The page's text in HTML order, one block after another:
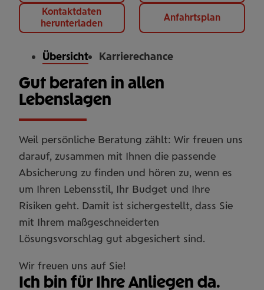
Kontaktdaten
herunterladen
Anfahrtsplan
Übersicht Karrierechance
Gut beraten in allen
Lebenslagen
Weil persönliche Beratung zählt: Wir freuen uns
darauf, zusammen mit Ihnen die passende
Absicherung zu finden und hören zu, wenn es
um Ihren Lebensstil, Ihr Budget und Ihre
Risiken geht. Damit ist sichergestellt, dass Sie
mit Ihrem maßgeschneiderten
Lösungsvorschlag gut abgesichert sind.
Wir freuen uns auf Sie!
Ich bin für Ihre Anliegen da.